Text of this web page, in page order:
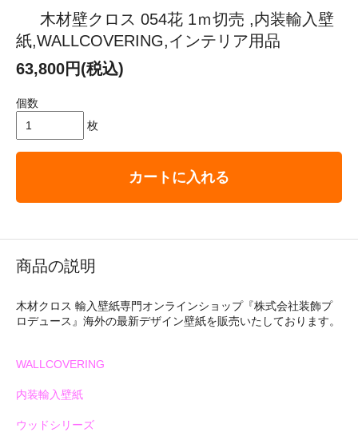
木材壁クロス 054花 1ｍ切売 ,内装輸入壁
紙,WALLCOVERING,インテリア用品
63,800円(税込)
個数
枚
カートに入れる
商品の説明
木材クロス 輸入壁紙専門オンラインショップ『株式会社装飾プ
ロデュース』海外の最新デザイン壁紙を販売いたしております。
WALLCOVERING
内装輸入壁紙
ウッドシリーズ